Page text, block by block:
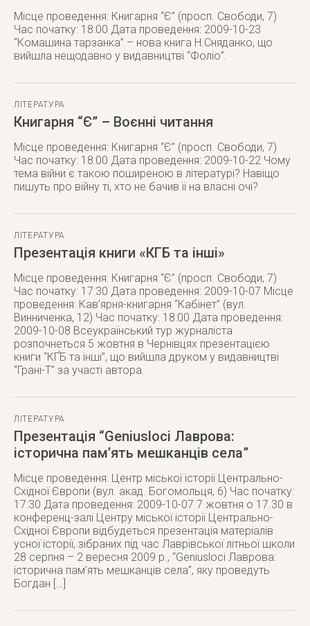
Місце проведення: Книгарня “Є” (просп. Свободи, 7)
Час початку: 18:00 Дата проведення: 2009-10-23
“Комашина тарзанка” – нова книга Н.Сняданко, що
вийшла нещодавно у видавництві “Фоліо”.
ЛІТЕРАТУРА
Книгарня “Є” – Воєнні читання
Місце проведення: Книгарня “Є” (просп. Свободи, 7)
Час початку: 18:00 Дата проведення: 2009-10-22 Чому
тема війни є такою поширеною в літературі? Навіщо
пишуть про війну ті, хто не бачив її на власні очі?
ЛІТЕРАТУРА
Презентація книги «КГБ та інші»
Місце проведення: Книгарня “Є” (просп. Свободи, 7)
Час початку: 17:30 Дата проведення: 2009-10-07 Місце
проведення: Кав’ярня-книгарня “Кабінет” (вул.
Винниченка, 12) Час початку: 18:00 Дата проведення:
2009-10-08 Всеукраїнський тур журналіста
розпочнеться 5 жовтня в Чернівцях презентацією
книги “КҐБ та інші”, що вийшла друком у видавництві
“Грані-Т” за участі автора.
ЛІТЕРАТУРА
Презентація “Geniusloci Лаврова:
історична пам’ять мешканців села”
Місце проведення: Центр міської історії Центрально-
Східної Європи (вул. акад. Богомольця, 6) Час початку:
17:30 Дата проведення: 2009-10-07 7 жовтня о 17.30 в
конференц-залі Центру міської історії Центрально-
Східної Європи відбудеться презентація матеріалів
усної історії, зібраних під час Лаврівської літньої школи
28 серпня – 2 вересня 2009 р., “Geniusloci Лаврова:
історична пам’ять мешканців села”, яку проведуть
Богдан […]